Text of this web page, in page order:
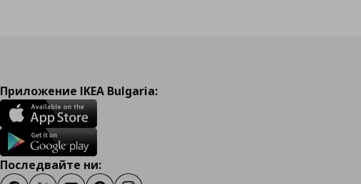
Приложение IKEA Bulgaria:
Последвайте ни: